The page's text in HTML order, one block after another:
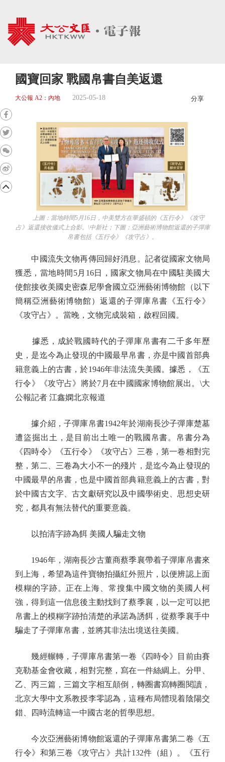
國寶回家 戰國帛書自美返還
大公報 A2：內地 2025-05-18 分享
上圖：當地時間5月16日，中美雙方在華盛頓的《五行令》《攻守
占》返還接收儀式上合影。\中新社；下圖：亞洲藝術博物館返還的子彈庫
帛書包括《五行令》《攻守占》。
中國流失文物再傳回歸好消息。記者從國家文物局
獲悉，當地時間5月16日，國家文物局在中國駐美國大
使館接收美國史密森尼學會國立亞洲藝術博物館（以下
簡稱亞洲藝術博物館）返還的子彈庫帛書《五行令》
《攻守占》。當晚，文物完成裝箱，啟程回國。
據悉，成於戰國時代的子彈庫帛書有二千多年歷
史，是迄今為止發現的中國最早帛書，亦是中國首部典
籍意義上的古書，於1946年非法流失美國。據悉，《五
行令》《攻守占》將於7月在中國國家博物館展出。\大
公報記者 江鑫嫻北京報道
據介紹，子彈庫帛書1942年於湖南長沙子彈庫楚墓
遭盜掘出土，是目前出土唯一的戰國帛書。帛書分為
《四時令》《五行令》《攻守占》三卷，第一卷相對完
整，第二、三卷為大小不一的殘片，是迄今為止發現的
中國最早的帛書，也是中國首部典籍意義上的古書，對
於中國古文字、古文獻研究以及中國學術史、思想史研
究，都具有無法替代的重要意義。
以拍清字跡為餌 美國人騙走文物
1946年，湖南長沙古董商蔡季襄帶着子彈庫帛書來
到上海，希望為這件寶物拍攝紅外照片，以便辨認上面
模糊的字跡。正在上海、常搜集中國文物的美國人柯
強，得到這一信息後主動找到了蔡季襄，以一定可以把
帛書上的模糊字跡拍清楚的承諾為誘餌，從蔡季襄手中
騙走了子彈庫帛書，並將其非法出境送往美國。
幾經輾轉，子彈庫帛書第一卷《四時令》目前由賽
克勒基金會收藏，相對完整，寫在一件絲綢上。分甲、
乙、丙三篇，三篇文字相互顛倒，轉圈書寫轉圈閱讀，
北京大學中文系教授李零認為，這種布局體現着陰陽交
錯、四時流轉這一中國古老的哲學思想。
今次亞洲藝術博物館返還的子彈庫帛書第二卷《五
行令》和第三卷《攻守占》共計132件（組）。《五行